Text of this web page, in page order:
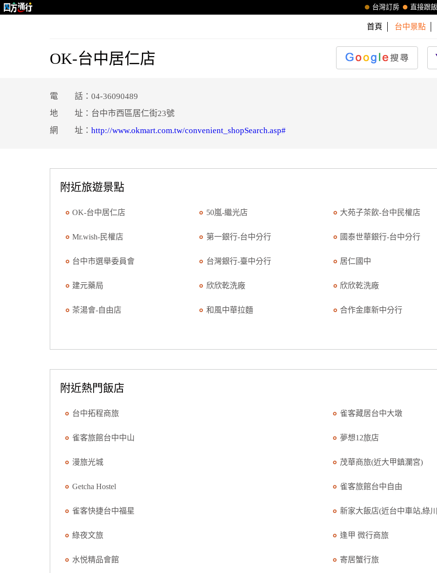
直接跟
台灣訂房
首頁 台中景點
OK-台中居仁店
電 話：04-36090489
地 址：台中市西區居仁街23號
網 址： http://www.okmart.com.tw/convenient_shopSearch.asp#
附近旅遊景點
OK-台中居仁店 50嵐-繼光店 大苑子茶飲-台中民權店
Mr.wish-民權店 第一銀行-台中分行 國泰世華銀行-台中分行
台中市選舉委員會 台灣銀行-臺中分行 居仁國中
建元藥局 欣欣乾洗廠 欣欣乾洗廠
茶湯會-自由店 和風中華拉麵 合作金庫新中分行
附近熱門飯店
台中拓程商旅 雀客藏居台中大墩
雀客旅館台中中山 夢想12旅店
漫旅光城 茂華商旅(近大甲鎮瀾宮)
Getcha Hostel 雀客旅館台中自由
雀客快捷台中福星 新家大飯店(近台中車站,綠
綠夜文旅 逢甲 微行商旅
水悦精品會館 寄居蟹行旅